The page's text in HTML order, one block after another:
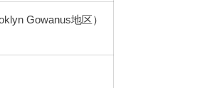
Gowanus地区）